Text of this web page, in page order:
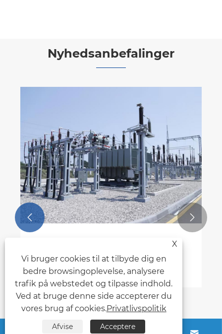
Nyhedsanbefalinger
rammestrukturer?
Se mere >>
 
X
Vi bruger cookies til at tilbyde dig en
bedre browsingoplevelse, analysere
trafik på webstedet og tilpasse indhold.
Ved at bruge denne side accepterer du
vores brug af cookies.Privatlivspolitik
Afvise Acceptere